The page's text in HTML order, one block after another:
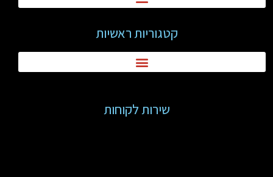
קטגוריות ראשיות
שירות לקוחות